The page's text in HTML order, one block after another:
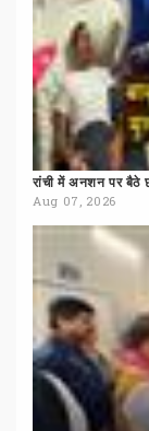
रांची में अनशन पर बैठे
Aug 07, 2026